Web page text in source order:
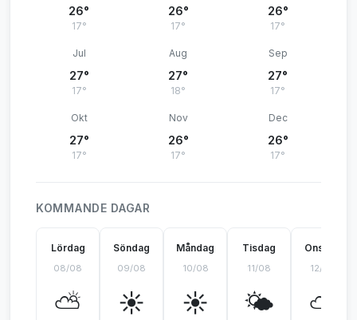
26°
17°
26°
17°
26°
17°
Jul
27°
17°
Aug
27°
18°
Sep
27°
17°
Okt
27°
17°
Nov
26°
17°
Dec
26°
17°
KOMMANDE DAGAR
Lördag
08/08
⛅
Söndag
09/08
☀️
Måndag
10/08
☀️
Tisdag
11/08
🌤️
Onsdag
12/08
⛅